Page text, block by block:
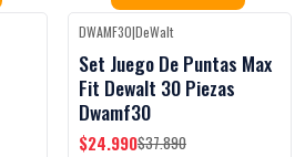
-34%OFF
DWAMF30|DeWalt
Set Juego De Puntas Max
Fit Dewalt 30 Piezas
Dwamf30
$24.990$37.890